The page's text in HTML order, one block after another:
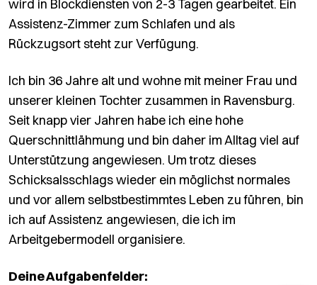
wird in Blockdiensten von 2-3 Tagen gearbeitet. Ein
Assistenz-Zimmer zum Schlafen und als
Rückzugsort steht zur Verfügung.
Ich bin 36 Jahre alt und wohne mit meiner Frau und
unserer kleinen Tochter zusammen in Ravensburg.
Seit knapp vier Jahren habe ich eine hohe
Querschnittlähmung und bin daher im Alltag viel auf
Unterstützung angewiesen. Um trotz dieses
Schicksalsschlags wieder ein möglichst normales
und vor allem selbstbestimmtes Leben zu führen, bin
ich auf Assistenz angewiesen, die ich im
Arbeitgebermodell organisiere.
Deine Aufgabenfelder: